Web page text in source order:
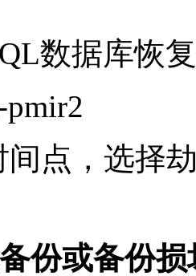
数据库恢
点，选择
份或备份损